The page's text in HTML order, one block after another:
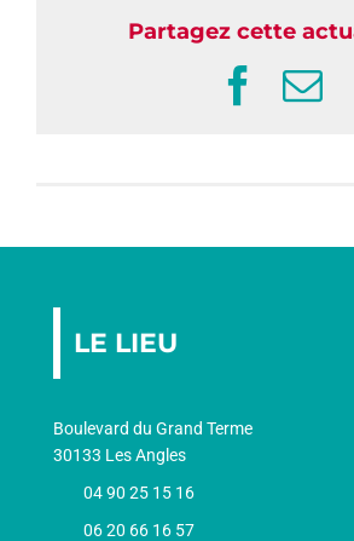
Partagez cette
LE LIEU
Boulevard du Grand Terme
30133 Les Angles
04 90 25 15 16
06 20 66 16 57